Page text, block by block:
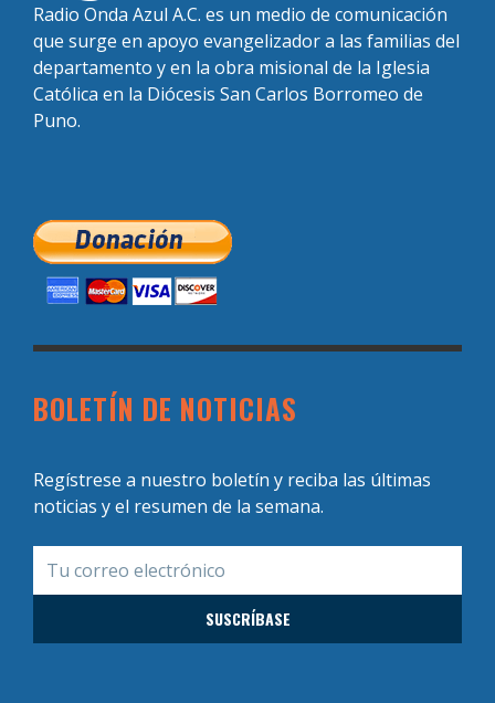
Radio Onda Azul A.C. es un medio de comunicación
que surge en apoyo evangelizador a las familias del
departamento y en la obra misional de la Iglesia
Católica en la Diócesis San Carlos Borromeo de
Puno.
BOLETÍN DE NOTICIAS
Regístrese a nuestro boletín y reciba las últimas
noticias y el resumen de la semana.